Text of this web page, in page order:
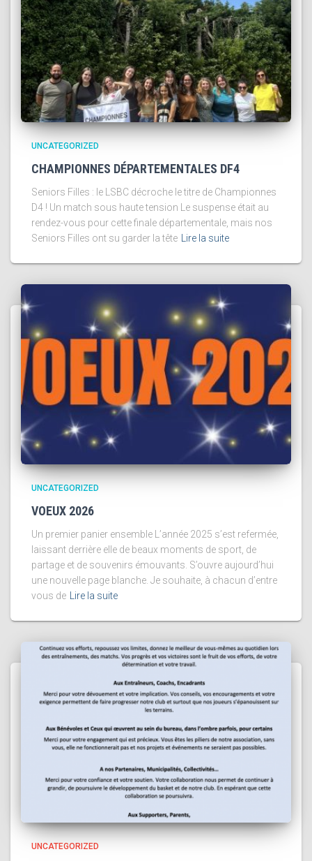
UNCATEGORIZED
CHAMPIONNES DÉPARTEMENTALES DF4
Seniors Filles : le LSBC décroche le titre de Championnes
D4 ! Un match sous haute tension Le suspense était au
rendez-vous pour cette finale départementale, mais nos
Seniors Filles ont su garder la tête
Lire la suite
UNCATEGORIZED
VOEUX 2026
Un premier panier ensemble L’année 2025 s’est refermée,
laissant derrière elle de beaux moments de sport, de
partage et de souvenirs émouvants. S’ouvre aujourd’hui
une nouvelle page blanche. Je souhaite, à chacun d’entre
vous de Lire la suite
UNCATEGORIZED